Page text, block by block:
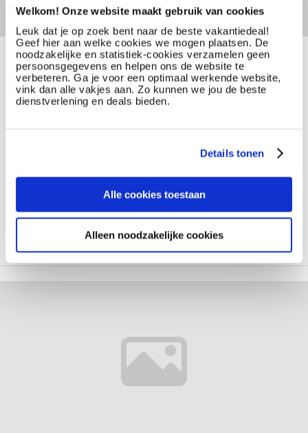
Welkom! Onze website maakt gebruik van cookies
Leuk dat je op zoek bent naar de beste vakantiedeal!
Geef hier aan welke cookies we mogen plaatsen. De
noodzakelijke en statistiek-cookies verzamelen geen
persoonsgegevens en helpen ons de website te
verbeteren. Ga je voor een optimaal werkende website,
vink dan alle vakjes aan. Zo kunnen we jou de beste
dienstverlening en deals bieden.
Details tonen
Alle cookies toestaan
Alleen noodzakelijke cookies